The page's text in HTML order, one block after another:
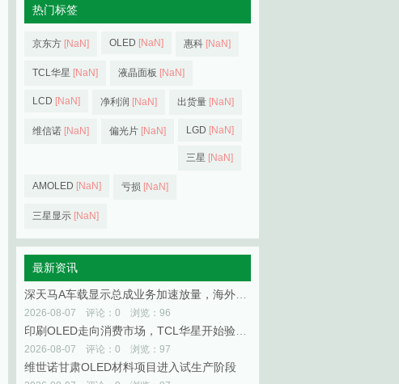
热门标签
京东方 [NaN] OLED [NaN] 惠科 [NaN]
TCL华星 [NaN] 液晶面板 [NaN]
LCD [NaN] 净利润 [NaN] 出货量 [NaN]
维信诺 [NaN] 偏光片 [NaN] LGD [NaN]
三星 [NaN]
AMOLED [NaN] 亏损 [NaN]
三星显示 [NaN]
最新资讯
2026-08-07 评论：0 浏览：96
2026-08-07 评论：0 浏览：97
维世诺甘肃OLED材料项目进入试生产阶段